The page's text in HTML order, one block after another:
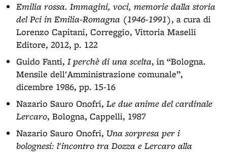
Emilia rossa. Immagini, voci, memorie dalla storia
del Pci in Emilia-Romagna (1946-1991), a cura di
Lorenzo Capitani, Correggio, Vittoria Maselli
Editore, 2012, p. 122
Guido Fanti, I perchè di una scelta, in “Bologna.
Mensile dell'Amministrazione comunale”,
dicembre 1986, pp. 15-16
Nazario Sauro Onofri, Le due anime del cardinale
Lercaro, Bologna, Cappelli, 1987
Nazario Sauro Onofri, Una sorpresa per i
bolognesi: l'incontro tra Dozza e Lercaro alla